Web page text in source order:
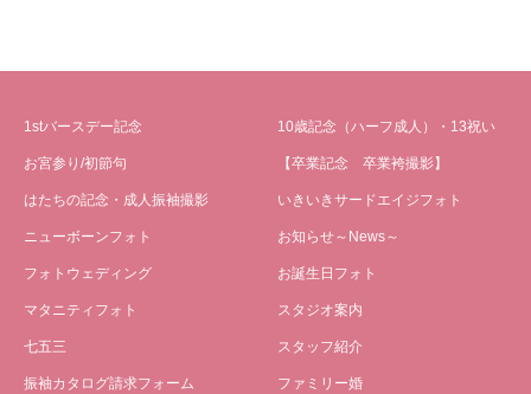
1stバースデー記念
お宮参り/初節句
はたちの記念・成人振袖撮影
ニューボーンフォト
フォトウェディング
マタニティフォト
七五三
振袖カタログ請求フォーム
10歳記念（ハーフ成人）・13祝い
【卒業記念 卒業袴撮影】
いきいきサードエイジフォト
お知らせ～News～
お誕生日フォト
スタジオ案内
スタッフ紹介
ファミリー婚